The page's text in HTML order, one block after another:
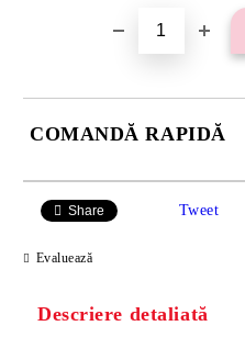
COMANDĂ RAPIDĂ
SAU 15 LEI TAXA
Share Tweet
Evaluează
Descriere detaliată